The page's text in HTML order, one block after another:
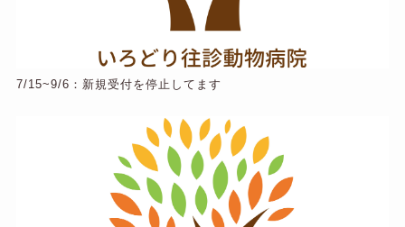
7/15~9/6：新規受付を停止してます